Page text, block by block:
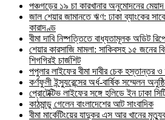
পঞ্চগড়ের ১৯ চা কারখানার অনুমোদনের মেয়াদ
জাল শেয়ার জামানতে ঋণ: ঢাকা ব্যাংকের
কারাদণ্ড
বীমা দাবি নিষ্পত্তিতে বাধ্যতামূলক অডিট
শেয়ার কারসাজি মামলা: সাকিবসহ ১৫ জনের
শিগগিরই চার্জশিট
পপুলার লাইফের বীমা দাবীর চেক হস্তান্তর ও
কর্ণফুলী ইন্স্যুরেন্সের অর্ধ-বার্ষিক সম্মেলন
প্রোটেক্টিভ লাইফের সঙ্গে হলিডে ইন ঢাকা
কাঠমান্ডু গেলেন বাংলাদেশের আট সাংবাদিক
বীমা মার্কেটিংয়ের যাদুকর এস আর খানের